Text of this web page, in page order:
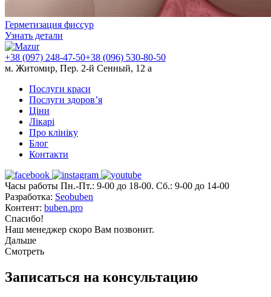
Герметизация фиссур
Узнать детали
+38 (097) 248-47-50+38 (096) 530-80-50
м. Житомир, Пер. 2-й Сенный, 12 а
Послуги краси
Послуги здоров’я
Ціни
Лікарі
Про клініку
Блог
Контакти
Часы работы Пн.-Пт.: 9-00 до 18-00. Сб.: 9-00 до 14-00
Разработка: Seobuben
Контент: buben.pro
Спасибо!
Наш менеджер скоро Вам позвонит.
Дальше
Смотреть
Записаться на консультацию